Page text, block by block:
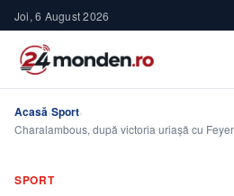
Joi, 6 August 2026
Acasă›Sport›
Charalambous, după victoria uriașă cu
SPORT